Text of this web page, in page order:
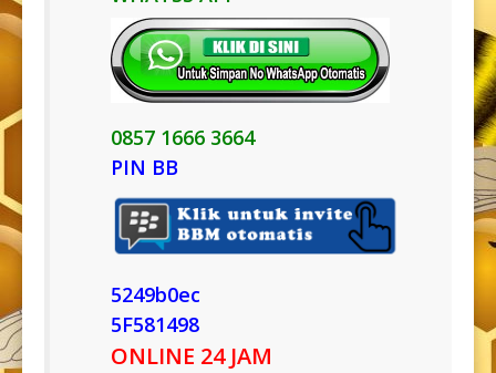
0857 1666 3664
PIN BB
5249b0ec
5F581498
ONLINE 24 JAM